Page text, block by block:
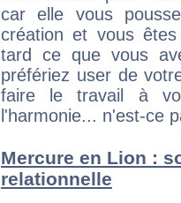
car elle vous
création et vous
tard ce que vous
préfériez user de
faire le travail à
l'harmonie... n'est-ce
Mercure en Lion :
relationnelle